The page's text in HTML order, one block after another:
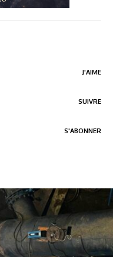
J'AIME
SUIVRE
S'ABONNER